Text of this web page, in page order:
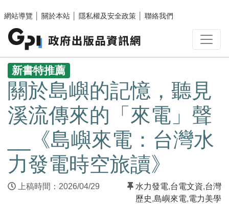
網站導覽
關於本站 隱私權及安全政策 聯絡我們
:::
新書特推薦
關於島嶼的記憶，聽見
溪流傳來的「來電」聲
__《島嶼來電：台灣水
力發電時空旅讀》
上稿時間：2026/04/29 水力發電,台電文資,台灣
歷史,島嶼來電,電力美學